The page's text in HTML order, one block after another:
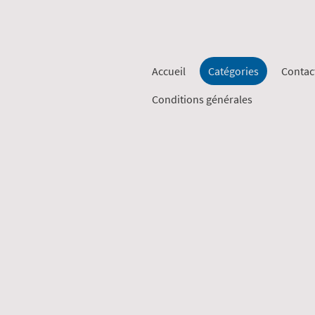
Accueil Catégories
Conditions générales